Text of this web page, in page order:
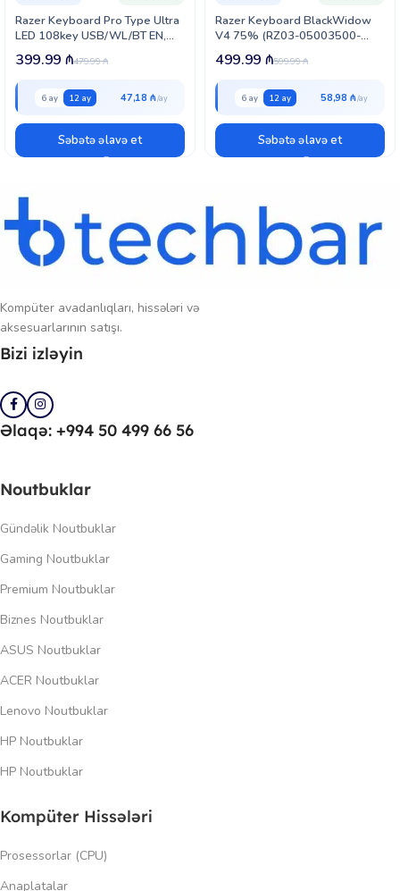
özündə saxlanılır,kompüterdən asılı olmadan işləyir. Həm oyun, həm
də proqramlaşdırma kimi yazı tələb edən işlər üçün mükəmməl hiss
təmin edir. Qlaviatura üç fərqli bağlantı üsulunu dəstəkləyir: USB-A
kabel, 2,4 GHz simsiz əlaqə və Bluetooth.
Razer Keyboard Pro Type Ultra
LED 108key USB/WL/BT EN,
white (RZ03-04110100-R3M1)
479.99₼
399.99 ₼
6 ay 12 ay 47,18 ₼
Səbətə əlavə et
Razer Keyboard BlackWidow
V4 75% (RZ03-05003500-
R3M1)
599.99₼
499.99 ₼
6 ay 12 ay 58,98 ₼
Səbətə əlavə et
Kompüter avadanlıqları, hissələri və
aksesuarlarının satışı.
Bizi izləyin
Əlaqə: +994 50 499 66 56
Noutbuklar
Gündəlik Noutbuklar
Gaming Noutbuklar
Premium Noutbuklar
Biznes Noutbuklar
ASUS Noutbuklar
ACER Noutbuklar
Lenovo Noutbuklar
HP Noutbuklar
HP Noutbuklar
Kompüter Hissələri
Prosessorlar (CPU)
Anaplatalar